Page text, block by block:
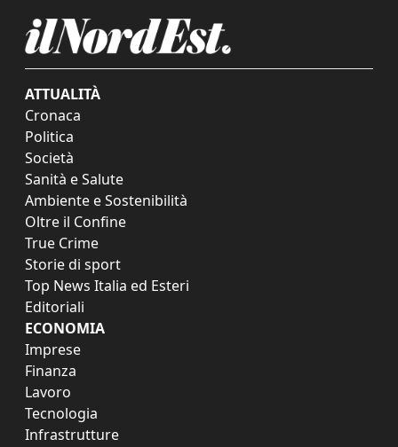
ATTUALITÀ
Cronaca
Politica
Società
Sanità e Salute
Ambiente e Sostenibilità
Oltre il Confine
True Crime
Storie di sport
Top News Italia ed Esteri
Editoriali
ECONOMIA
Imprese
Finanza
Lavoro
Tecnologia
Infrastrutture